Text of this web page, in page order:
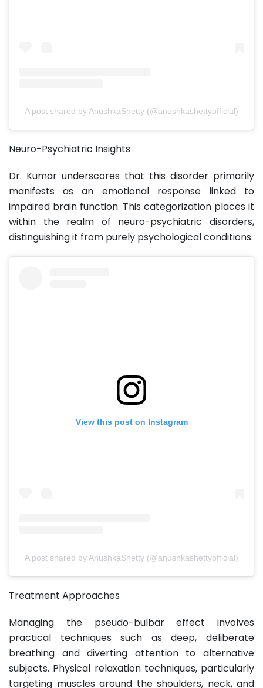
A post shared by AnushkaShetty (@anushkashettyofficial)
Neuro-Psychiatric Insights
Dr. Kumar underscores that this disorder primarily
manifests as an emotional response linked to
impaired brain function. This categorization places it
within the realm of neuro-psychiatric disorders,
distinguishing it from purely psychological conditions.
View this post on Instagram
A post shared by AnushkaShetty (@anushkashettyofficial)
Treatment Approaches
Managing the pseudo-bulbar effect involves
practical techniques such as deep, deliberate
breathing and diverting attention to alternative
subjects. Physical relaxation techniques, particularly
targeting muscles around the shoulders, neck, and